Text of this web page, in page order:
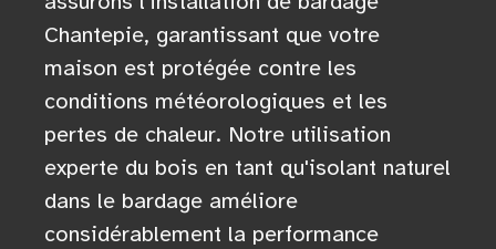
Chantepie, garantissant que votre
maison est protégée contre les
conditions météorologiques et les
pertes de chaleur. Notre utilisation
experte du bois en tant qu'isolant naturel
dans le bardage améliore
considérablement la performance